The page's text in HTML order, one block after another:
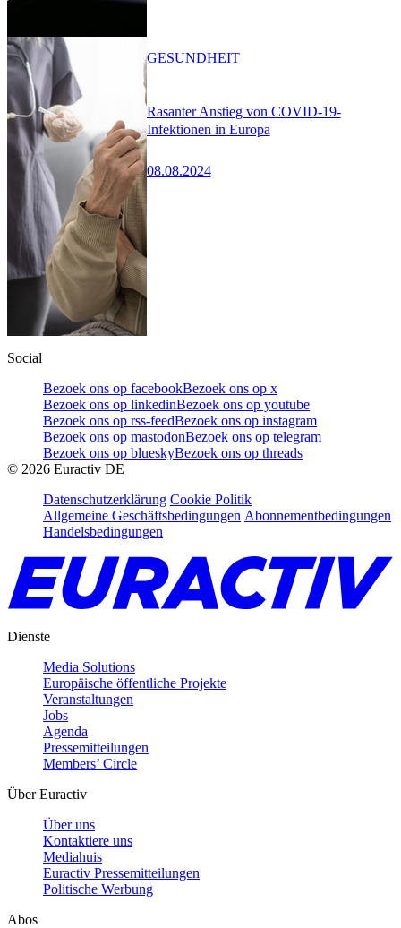
Rasanter Anstieg von COVID-19-
Infektionen in Europa
08.08.2024
GESUNDHEIT
Social
Bezoek ons op facebookBezoek ons op x
Bezoek ons op linkedinBezoek ons op youtube
Bezoek ons op rss-feedBezoek ons op instagram
Bezoek ons op mastodonBezoek ons op telegram
Bezoek ons op blueskyBezoek ons op threads
© 2026 Euractiv DE
Datenschutzerklärung Cookie Politik
Allgemeine Geschäftsbedingungen Abonnementbedingungen
Handelsbedingungen
Dienste
Media Solutions
Europäische öffentliche Projekte
Veranstaltungen
Jobs
Agenda
Pressemitteilungen
Members’ Circle
Über Euractiv
Über uns
Kontaktiere uns
Mediahuis
Euractiv Pressemitteilungen
Politische Werbung
Abos